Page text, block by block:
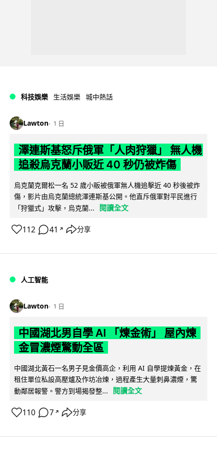
科技娛樂 生活娛樂 城中熱話
Lawton 1 日
澤連斯基怒斥俄軍「人肉狩獵」 無人機
追殺烏克蘭小販近 40 秒仍被炸傷
烏克蘭克爾松一名 52 歲小販被俄軍無人機追擊近 40 秒後被炸
傷，影片由烏克蘭總統澤連斯基公開。他直斥俄軍對平民進行
「狩獵式」攻擊，烏克蘭...
閱讀全文
112 41 ↗ 分享
人工智能
Lawton 1 日
中國湖北男自學 AI 「煉金術」 屋內煉
金冒濃煙驚動全區
中國湖北黃石一名男子見金價高企，利用 AI 自學提煉黃金，在
租住單位私設高壓爐及作坊冶煉，過程產生大量刺鼻濃煙，驚
動鄰居報警。警方到場揭發整...
閱讀全文
110 7 ↗ 分享